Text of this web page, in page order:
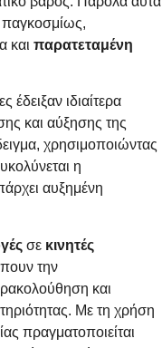
παγκοσμίως,
και παρατεταμένη
έδειξαν ιδιαίτερα
και αύξησης της
χρησιμοποιώντας
η
αυξημένη
σε κινητές
την
και
Με τη χρήση
πραγματοποιείται